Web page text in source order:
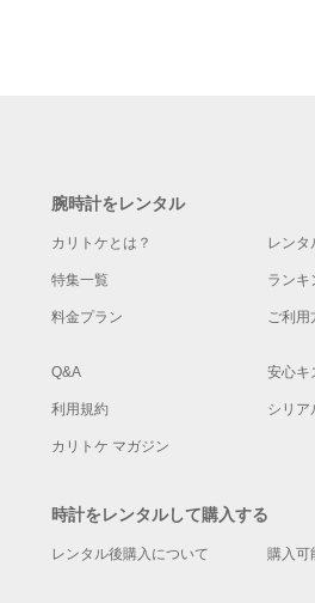
腕時計をレンタル
カリトケとは？ レンタ
特集一覧 ランキ
料金プラン ご利用
Q&A 安心キ
利用規約 シリア
カリトケ マガジン
時計をレンタルして購入する
レンタル後購入について 購入可